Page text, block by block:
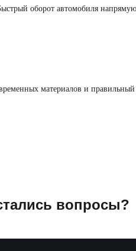
оборот автомобиля
материалов и
вопросы?